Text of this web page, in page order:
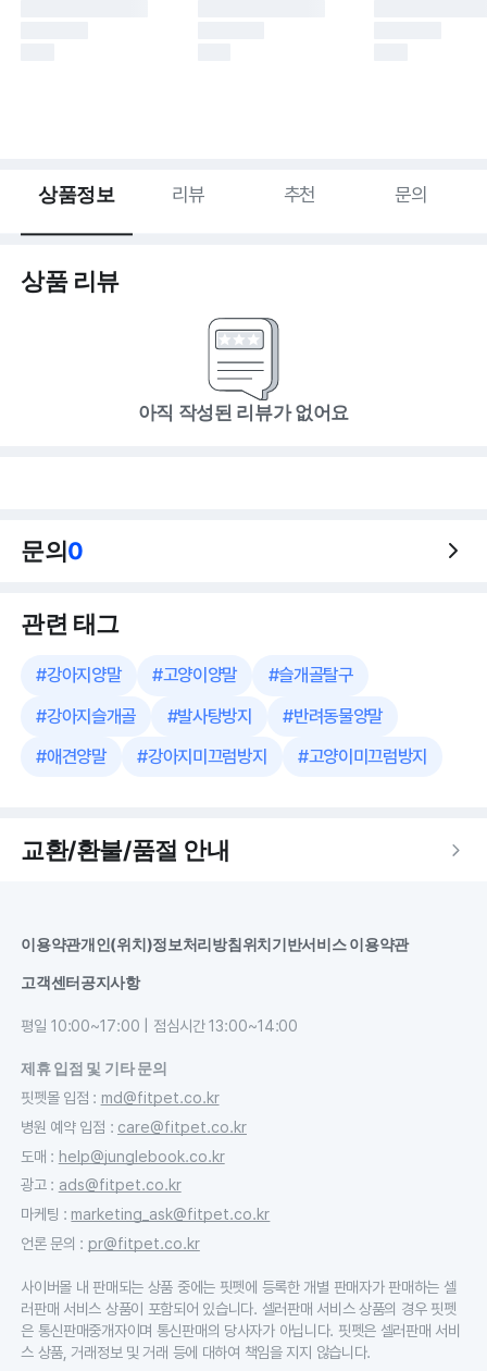
상품정보 리뷰 추천 문의
상품 리뷰
아직 작성된 리뷰가 없어요
문의0
관련 태그
#강아지양말 #고양이양말 #슬개골탈구
#강아지슬개골 #발사탕방지 #반려동물양말
#애견양말 #강아지미끄럼방지 #고양이미끄럼방지
교환/환불/품절 안내
이용약관개인(위치)정보처리방침위치기반서비스 이용약관
고객센터공지사항
평일 10:00~17:00 | 점심시간 13:00~14:00
제휴 입점 및 기타 문의
핏펫몰 입점 : md@fitpet.co.kr
병원 예약 입점 : care@fitpet.co.kr
도매 : help@junglebook.co.kr
광고: ads@fitpet.co.kr
마케팅 : marketing_ask@fitpet.co.kr
언론 문의 : pr@fitpet.co.kr
사이버몰 내 판매되는 상품 중에는 핏펫에 등록한 개별 판매자가 판매하는 셀
러판매 서비스 상품이 포함되어 있습니다. 셀러판매 서비스 상품의 경우 핏펫
은 통신판매중개자이며 통신판매의 당사자가 아닙니다. 핏펫은 셀러판매 서비
스 상품, 거래정보 및 거래 등에 대하여 책임을 지지 않습니다.